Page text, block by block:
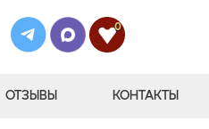
0
ОТЗЫВЫ КОНТАКТЫ